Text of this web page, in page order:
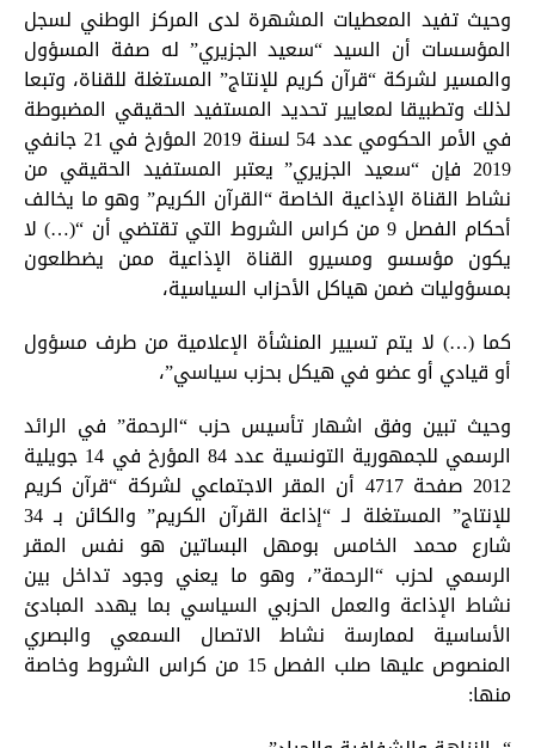
وحيث تفيد المعطيات المشهرة لدى المركز الوطني لسجل
المؤسسات أن السيد “سعيد الجزيري” له صفة المسؤول
والمسير لشركة “قرآن كريم للإنتاج” المستغلة للقناة، وتبعا
لذلك وتطبيقا لمعايير تحديد المستفيد الحقيقي المضبوطة
في الأمر الحكومي عدد 54 لسنة 2019 المؤرخ في 21 جانفي
2019 فإن “سعيد الجزيري” يعتبر المستفيد الحقيقي من
نشاط القناة الإذاعية الخاصة “القرآن الكريم” وهو ما يخالف
أحكام الفصل 9 من كراس الشروط التي تقتضي أن “(…) لا
يكون مؤسسو ومسيرو القناة الإذاعية ممن يضطلعون
بمسؤوليات ضمن هياكل الأحزاب السياسية،
كما (…) لا يتم تسيير المنشأة الإعلامية من طرف مسؤول
أو قيادي أو عضو في هيكل بحزب سياسي”،
وحيث تبين وفق اشهار تأسيس حزب “الرحمة” في الرائد
الرسمي للجمهورية التونسية عدد 84 المؤرخ في 14 جويلية
2012 صفحة 4717 أن المقر الاجتماعي لشركة “قرآن كريم
للإنتاج” المستغلة لـ “إذاعة القرآن الكريم” والكائن بـ 34
شارع محمد الخامس بومهل البساتين هو نفس المقر
الرسمي لحزب “الرحمة”، وهو ما يعني وجود تداخل بين
نشاط الإذاعة والعمل الحزبي السياسي بما يهدد المبادئ
الأساسية لممارسة نشاط الاتصال السمعي والبصري
المنصوص عليها صلب الفصل 15 من كراس الشروط وخاصة
منها: